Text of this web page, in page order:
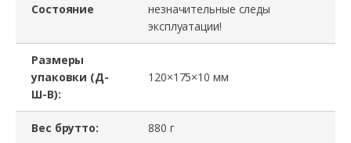
Состояние
незначительные следы
эксплуатации!
Размеры
упаковки (Д-
Ш-В):
120×175×10 мм
Вес брутто: 880 г